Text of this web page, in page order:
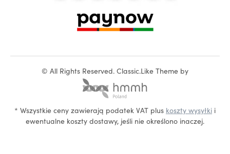
© All Rights Reserved. Classic.Like Theme by
* Wszystkie ceny zawierają podatek VAT plus koszty wysyłki i
ewentualne koszty dostawy, jeśli nie określono inaczej.